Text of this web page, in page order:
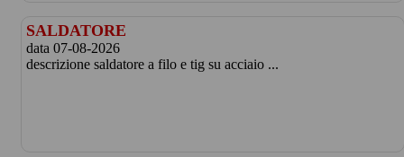
SALDATORE
data 07-08-2026
descrizione saldatore a filo e tig su acciaio ...